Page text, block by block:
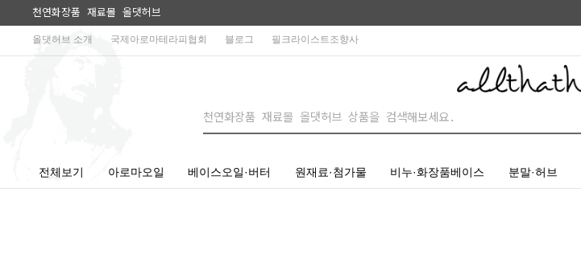
천연화장품 재료몰 올댓허브
올댓허브 소개 국제아로마테라피협회 블로그 필크라이스트조향사
전체보기 아로마오일 베이스오일·버터 원재료·첨가물 비누·화장품베이스 분말·허브